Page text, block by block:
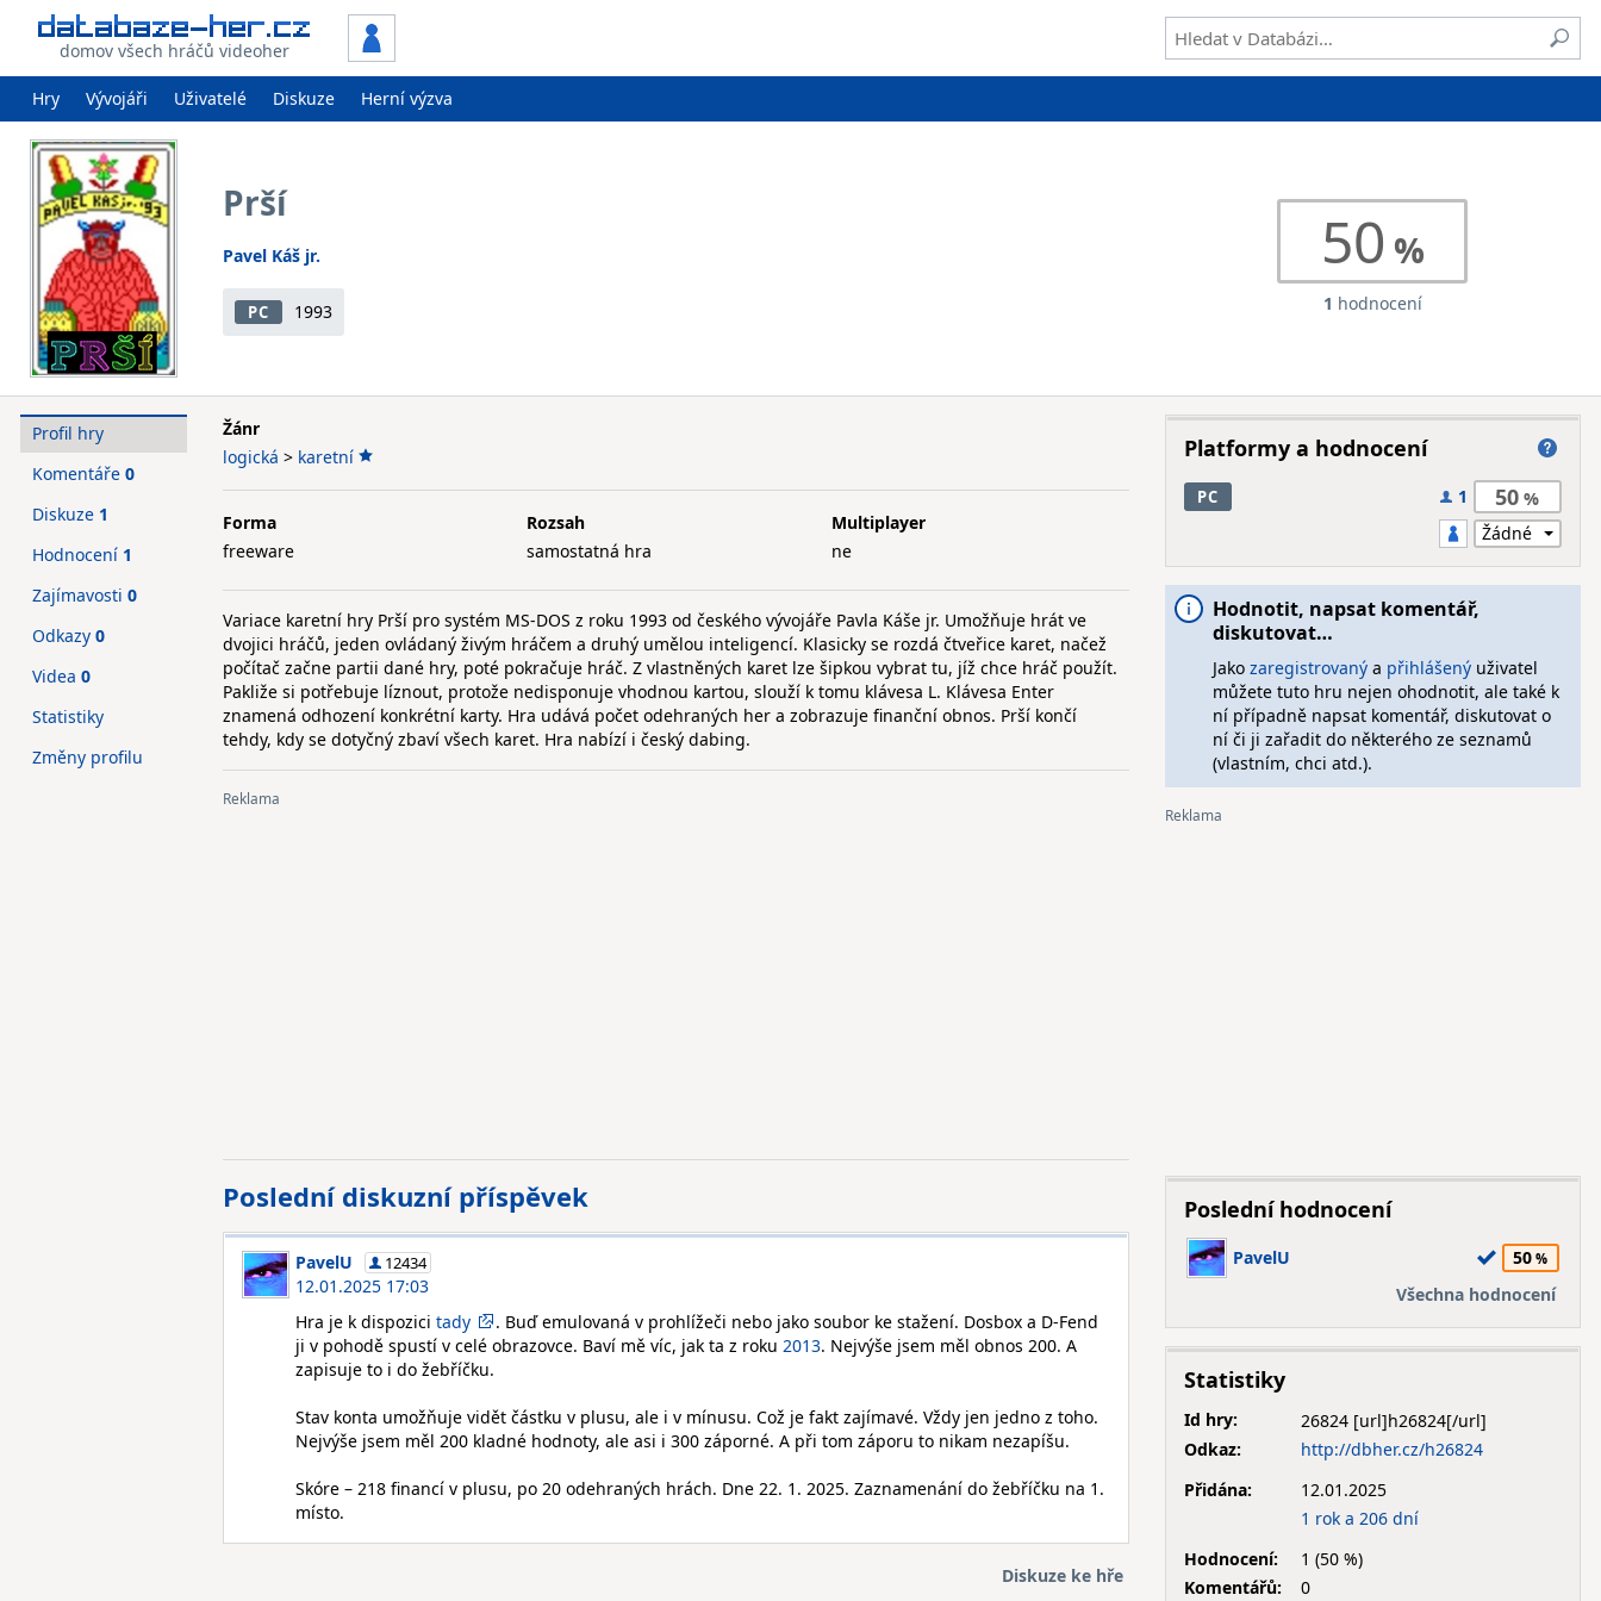
domov všech hráčů videoher
Hry Vývojáři Uživatelé Diskuze Herní výzva
Prší
Pavel Káš jr.
PC 1993
50
1 hodnocení
Žánr
logická > karetní
Forma
freeware
Rozsah
samostatná hra
Multiplayer
ne
Variace karetní hry Prší pro systém MS-DOS z roku 1993 od českého vývojáře Pavla Káše jr. Umožňuje hrát ve
dvojici hráčů, jeden ovládaný živým hráčem a druhý umělou inteligencí. Klasicky se rozdá čtveřice karet, načež
počítač začne partii dané hry, poté pokračuje hráč. Z vlastněných karet lze šipkou vybrat tu, jíž chce hráč použít.
Pakliže si potřebuje líznout, protože nedisponuje vhodnou kartou, slouží k tomu klávesa L. Klávesa Enter
znamená odhození konkrétní karty. Hra udává počet odehraných her a zobrazuje finanční obnos. Prší končí
tehdy, kdy se dotyčný zbaví všech karet. Hra nabízí i český dabing.
Poslední diskuzní příspěvek
PavelU 12434
12.01.2025 17:03
Hra je k dispozici tady
. Buď emulovaná v prohlížeči nebo jako soubor ke stažení. Dosbox a D-Fend
ji v pohodě spustí v celé obrazovce. Baví mě víc, jak ta z roku 2013. Nejvýše jsem měl obnos 200. A
zapisuje to i do žebříčku.
Stav konta umožňuje vidět částku v plusu, ale i v mínusu. Což je fakt zajímavé. Vždy jen jedno z toho.
Nejvýše jsem měl 200 kladné hodnoty, ale asi i 300 záporné. A při tom záporu to nikam nezapíšu.
Skóre – 218 financí v plusu, po 20 odehraných hrách. Dne 22. 1. 2025. Zaznamenání do žebříčku na 1.
místo.
Diskuze ke hře
Profil hry
Komentáře 0
Diskuze 1
Hodnocení 1
Zajímavosti 0
Odkazy 0
Videa 0
Statistiky
Změny profilu
Platformy a hodnocení
PC 1 50
Hodnotit, napsat komentář,
diskutovat…
Jako zaregistrovanýa přihlášenýuživatel
můžete tuto hru nejen ohodnotit, ale také k
ní případně napsat komentář, diskutovat o
ní či ji zařadit do některého ze seznamů
(vlastním, chci atd.).
Poslední hodnocení
PavelU
50
Všechna hodnocení
Statistiky
Id hry:
26824
Odkaz:
http://dbher.cz/h26824
Přidána:
12.01.2025
1 rok a 206 dní
Hodnocení:
1 (50 %)
Komentářů:
0